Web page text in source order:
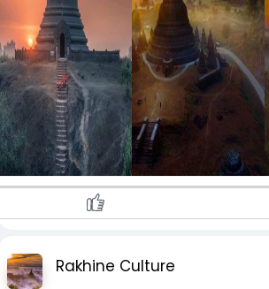
ရှေးဟောင်းသုတေသနဆိုင်ရာ အ
မြို့ဖြစ်သည်။ မြောက်ဦးခရိုင်၏
သည့် မြောက်ဦးမြို့နယ်၏ မြို့
၁၄၃၀ မှ ၁၇၈၅ ခုနှစ်အထိ မြေ
မြို့တော်ဖြစ်ခဲ့ပြီး အရေးအပါဆုံ
ဆုံး ရခိုင်ဘုရင်ဖြစ်သည်။
#mrauk_u
Rakhine Culture